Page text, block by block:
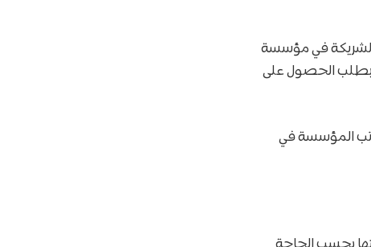
الشريكة في مؤسسة
بطلب الحصول على
المؤسسة في